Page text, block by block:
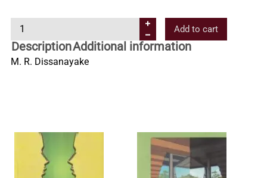
Us
All
m
m
a
Add to cart
DescriptionAdditional information
M. R. Dissanayake